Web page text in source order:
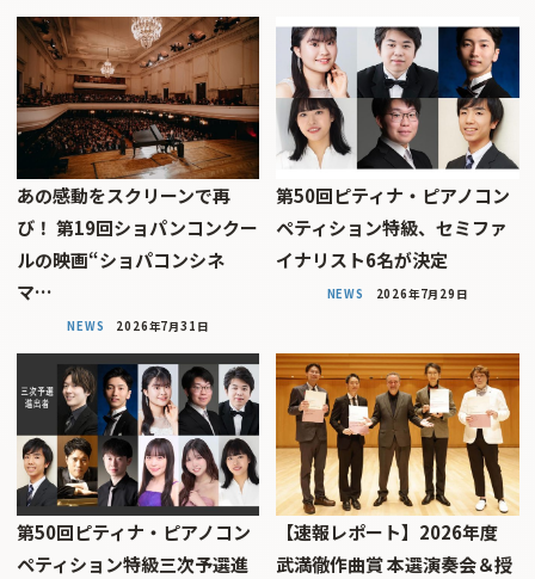
あの感動をスクリーンで再
び！ 第19回ショパンコンクー
ルの映画“ショパコンシネ
マ…
NEWS 2026年7月31日
第50回ピティナ・ピアノコン
ペティション特級、セミファ
イナリスト6名が決定
NEWS 2026年7月29日
第50回ピティナ・ピアノコン
ペティション特級三次予選進
【速報レポート】2026年度
武満徹作曲賞 本選演奏会＆授